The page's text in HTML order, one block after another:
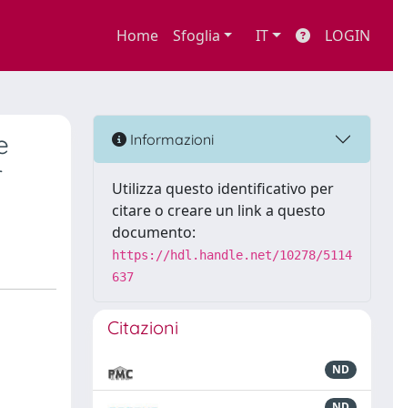
Home Sfoglia IT LOGIN
Informazioni
Utilizza questo identificativo per
citare o creare un link a questo
documento:
https://hdl.handle.net/10278/5114
637
Citazioni
ND